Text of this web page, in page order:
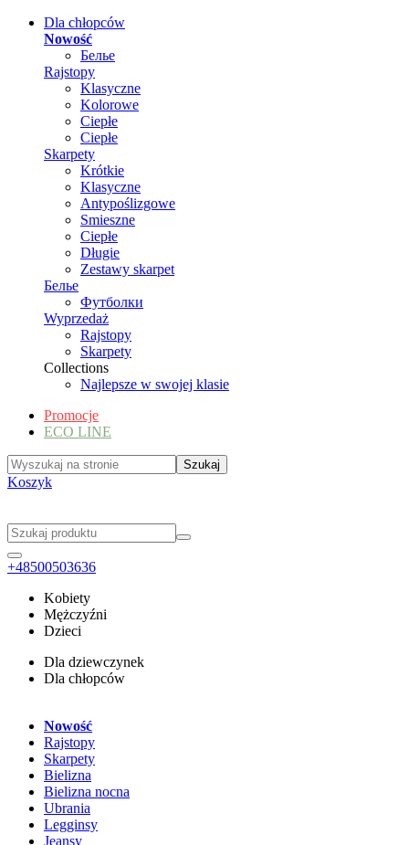
Dla chłopców
Nowość
Белье
Rajstopy
Klasyczne
Kolorowe
Ciepłe
Ciepłe
Skarpety
Krótkie
Klasyczne
Antypoślizgowe
Smieszne
Ciepłe
Długie
Zestawy skarpet
Белье
Футболки
Wyprzedaż
Rajstopy
Skarpety
Collections
Najlepsze w swojej klasie
Promocje
ECO LINE
Koszyk
+48500503636
Kobiety
Mężczyźni
Dzieci
Dla dziewczynek
Dla chłopców
Nowość
Rajstopy
Skarpety
Bielizna
Bielizna nocna
Ubrania
Legginsy
Jeansy